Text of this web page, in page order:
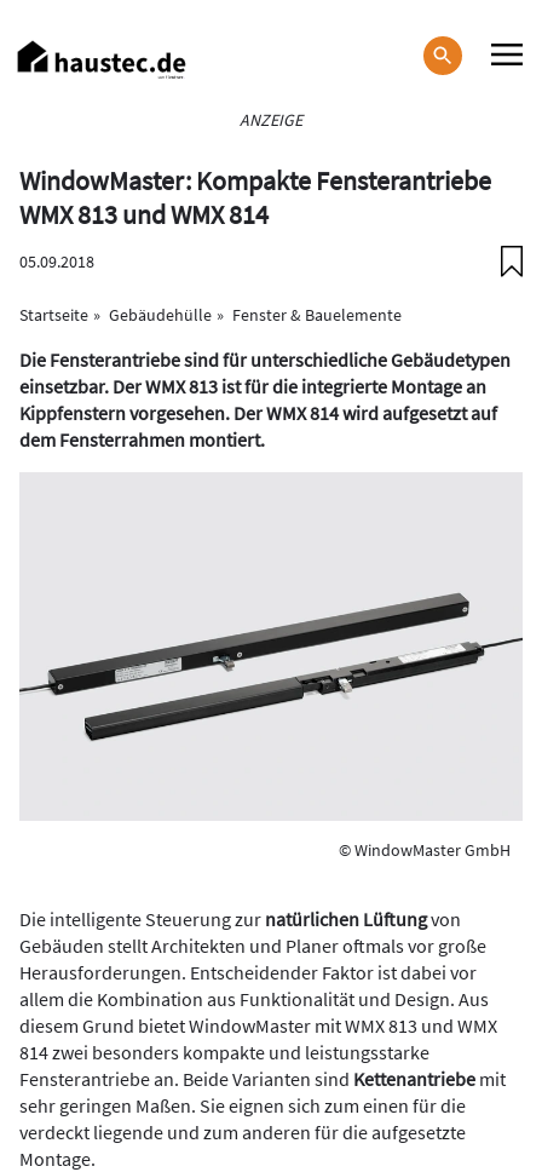
zum
Inhalt
ANZEIGE
WindowMaster: Kompakte Fensterantriebe
WMX 813 und WMX 814
05.09.2018
Startseite Gebäudehülle Fenster & Bauelemente
Die Fensterantriebe sind für unterschiedliche Gebäudetypen
einsetzbar. Der WMX 813 ist für die integrierte Montage an
Kippfenstern vorgesehen. Der WMX 814 wird aufgesetzt auf
dem Fensterrahmen montiert.
© WindowMaster GmbH
Die intelligente Steuerung zur natürlichen Lüftungvon
Gebäuden stellt Architekten und Planer oftmals vor große
Herausforderungen. Entscheidender Faktor ist dabei vor
allem die Kombination aus Funktionalität und Design. Aus
diesem Grund bietet WindowMaster mit WMX 813 und WMX
814 zwei besonders kompakte und leistungsstarke
Fensterantriebe an. Beide Varianten sind Kettenantriebe mit
sehr geringen Maßen. Sie eignen sich zum einen für die
verdeckt liegende und zum anderen für die aufgesetzte
Montage.